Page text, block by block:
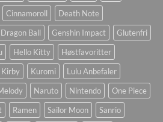
Cinnamoroll
Death Note
Dragon Ball Genshin Impact
Glutenfri
Hello Kitty
Høstfavoritter
Kirby Kuromi
Lulu Anbefaler
Naruto Nintendo
One Piece
Ramen Sailor Moon
Sanrio